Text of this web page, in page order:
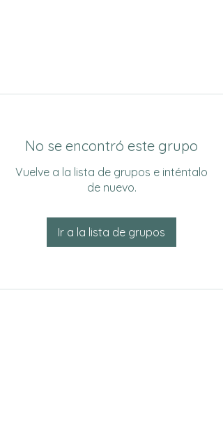
No se encontró este grupo
Vuelve a la lista de grupos e inténtalo
de nuevo.
Ir a la lista de grupos